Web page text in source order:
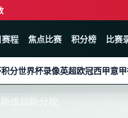
程 焦点比赛 积分榜 比赛
分世界杯录像英超欧冠西甲意甲
维加斯分校